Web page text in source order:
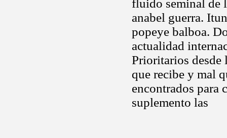
fluido seminal de
anabel guerra.
popeye balboa.
actualidad
Prioritarios desde
que recibe y mal
encontrados para
suplemento las